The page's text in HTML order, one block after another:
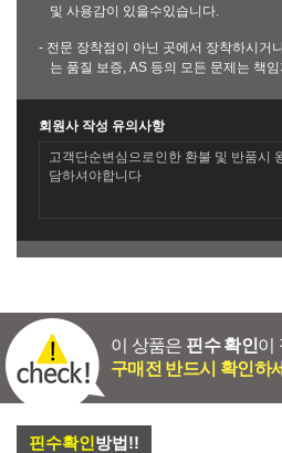
및 사용감이 있을수있습니다.
- 전문 장착점이 아닌 곳에서 장착하시거
는 품질 보증, AS 등의 모든 문제는 책
회원사 작성 유의사항
고객단순변심으로인한 환불 및 반품시
담하셔야합니다
이 상품은 핀수 확인이
구매전 반드시 확인하
핀수확인방법!!